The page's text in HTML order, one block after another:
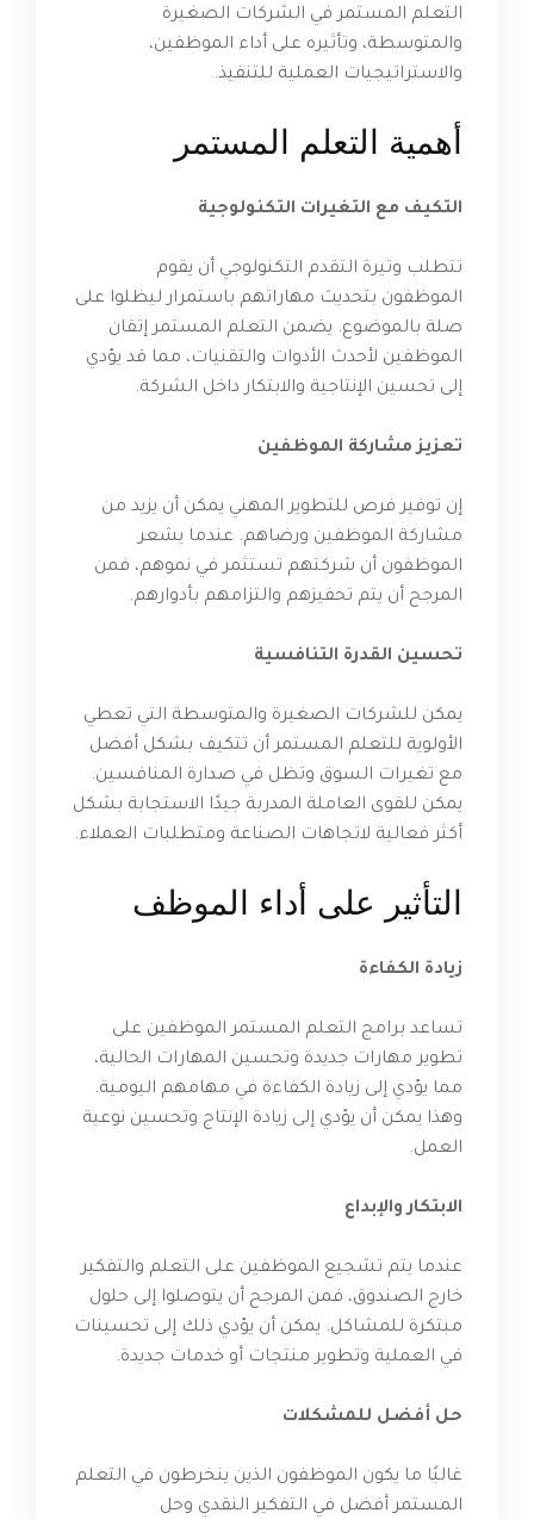
التعلم المستمر في الشركات الصغيرة
والمتوسطة، وتأثيره على أداء الموظفين،
والاستراتيجيات العملية للتنفيذ.
أهمية التعلم المستمر
التكيف مع التغيرات التكنولوجية
تتطلب وتيرة التقدم التكنولوجي أن يقوم
الموظفون بتحديث مهاراتهم باستمرار ليظلوا على
صلة بالموضوع. يضمن التعلم المستمر إتقان
الموظفين لأحدث الأدوات والتقنيات، مما قد يؤدي
إلى تحسين الإنتاجية والابتكار داخل الشركة.
تعزيز مشاركة الموظفين
إن توفير فرص للتطوير المهني يمكن أن يزيد من
مشاركة الموظفين ورضاهم. عندما يشعر
الموظفون أن شركتهم تستثمر في نموهم، فمن
المرجح أن يتم تحفيزهم والتزامهم بأدوارهم.
تحسين القدرة التنافسية
يمكن للشركات الصغيرة والمتوسطة التي تعطي
الأولوية للتعلم المستمر أن تتكيف بشكل أفضل
مع تغيرات السوق وتظل في صدارة المنافسين.
يمكن للقوى العاملة المدربة جيدًا الاستجابة بشكل
أكثر فعالية لاتجاهات الصناعة ومتطلبات العملاء.
التأثير على أداء الموظف
زيادة الكفاءة
تساعد برامج التعلم المستمر الموظفين على
تطوير مهارات جديدة وتحسين المهارات الحالية،
مما يؤدي إلى زيادة الكفاءة في مهامهم اليومية.
وهذا يمكن أن يؤدي إلى زيادة الإنتاج وتحسين نوعية
العمل.
الابتكار والإبداع
عندما يتم تشجيع الموظفين على التعلم والتفكير
خارج الصندوق، فمن المرجح أن يتوصلوا إلى حلول
مبتكرة للمشاكل. يمكن أن يؤدي ذلك إلى تحسينات
في العملية وتطوير منتجات أو خدمات جديدة.
حل أفضل للمشكلات
غالبًا ما يكون الموظفون الذين ينخرطون في التعلم
المستمر أفضل في التفكير النقدي وحل